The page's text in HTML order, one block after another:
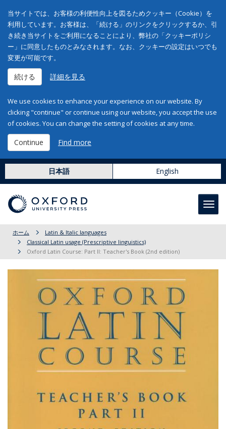
当サイトでは、お客様の利便性向上を図るためクッキー（Cookie）を
利用しています。お客様は、「続ける」のリンクをクリックするか、引
き続き当サイトをご利用になることにより、弊社の「クッキーポリシ
ー」に同意したものとみなされます。なお、クッキーの設定はいつでも
変更が可能です。
続ける 詳細を見る
We use cookies to enhance your experience on our website. By
clicking "continue" or continue using our website, you accept the use
of cookies. You can change the setting of cookies at any time.
Continue Find more
日本語 English
ホーム
Latin & Italic languages
Classical Latin usage (Prescriptive linguistics)
Oxford Latin Course: Part II: Teacher's Book (2nd edition)